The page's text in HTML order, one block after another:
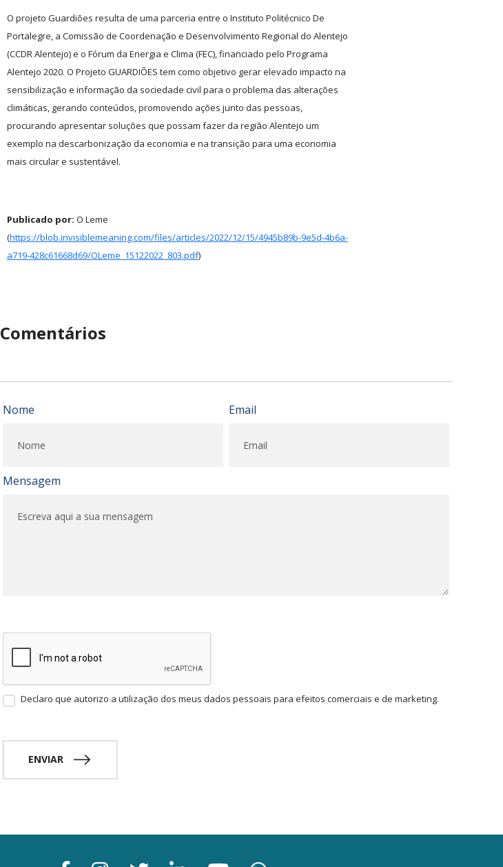
O projeto Guardiões resulta de uma parceria entre o Instituto Politécnico De
Portalegre, a Comissão de Coordenação e Desenvolvimento Regional do Alentejo
(CCDR Alentejo) e o Fórum da Energia e Clima (FEC), financiado pelo Programa
Alentejo 2020. O Projeto GUARDIÕES tem como objetivo gerar elevado impacto na
sensibilização e informação da sociedade civil para o problema das alterações
climáticas, gerando conteúdos, promovendo ações junto das pessoas,
procurando apresentar soluções que possam fazer da região Alentejo um
exemplo na descarbonização da economia e na transição para uma economia
mais circular e sustentável.
Publicado por: O Leme
(https://blob.invisiblemeaning.com/files/articles/2022/12/15/4945b89b-9e5d-4b6a-
a719-428c61668d69/OLeme_15122022_803.pdf)
Comentários
Nome Email
Mensagem
Declaro que autorizo a utilização dos meus dados pessoais para efeitos comerciais e de marketing.
ENVIAR